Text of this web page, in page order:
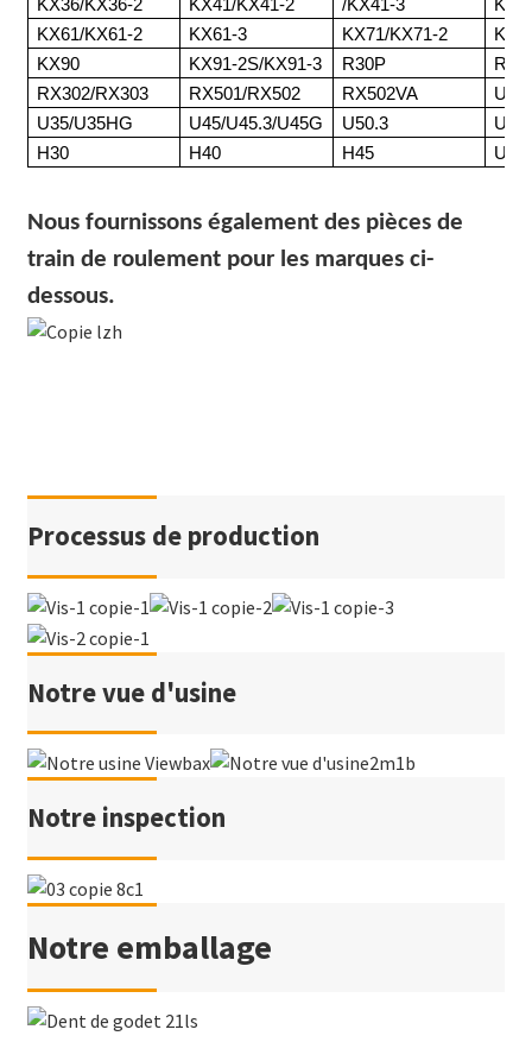
KX36/KX36-2 KX41/KX41-2 /KX41-3
KX61/KX61-2
KX61-3 KX71/KX71-2
KX90
KX91-2S/KX91-3 R30P
RX302/RX303
RX501/RX502 RX502VA
U35/U35HG
U45/U45.3/U45G U50.3
U60
H30
H40 H45
Nous fournissons également des pièces de
train de roulement pour les marques ci-
dessous.
Processus de production
Notre vue d'usine
Notre inspection
Notre emballage